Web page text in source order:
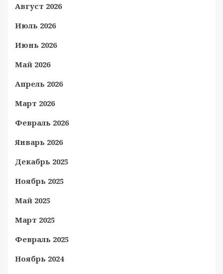
Август 2026
Июль 2026
Июнь 2026
Май 2026
Апрель 2026
Март 2026
Февраль 2026
Январь 2026
Декабрь 2025
Ноябрь 2025
Май 2025
Март 2025
Февраль 2025
Ноябрь 2024